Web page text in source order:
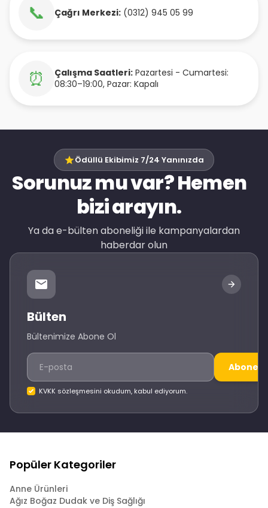
📞 Çağrı Merkezi: (0312) 945 05 99
⏰ Çalışma Saatleri: Pazartesi - Cumartesi:
08:30–19:00, Pazar: Kapalı
Ödüllü Ekibimiz 7/24 Yanınızda
Sorunuz mu var? Hemen
bizi arayın.
Ya da e-bülten aboneliği ile kampanyalardan
haberdar olun
Bülten
Bültenimize Abone Ol
Abone
KVKK sözleşmesini okudum, kabul ediyorum.
Popüler Kategoriler
Anne Ürünleri
Ağız Boğaz Dudak ve Diş Sağlığı